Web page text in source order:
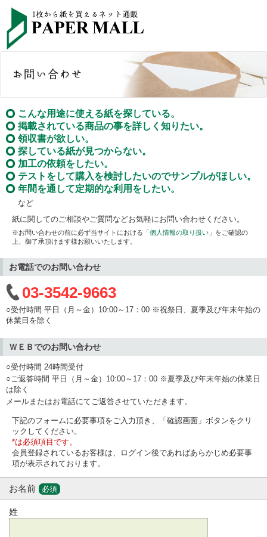
こんな用途に使える紙を探している。
掲載されている商品の事を詳しく知りたい。
領収書が欲しい。
探している紙が見つからない。
加工の依頼をしたい。
テストをして購入を検討したいのでサンプルがほしい。
年間を通して定期的な利用をしたい。
など
紙に関してのご相談やご質問などお気軽にお問い合わせください。
※お問い合わせの前に必ず当サイトにおける「個人情報の取り扱い 」をご確認の
上、御了承頂けます様お願いいたします。
お電話でのお問い合わせ
03-3542-9663
○受付時間 平日（月～金）10:00～17：00 ※祝祭日、夏季及び年末年始の
休業日を除く
ＷＥＢでのお問い合わせ
○受付時間 24時間受付
○ご返答時間 平日（月～金）10:00～17：00 ※夏季及び年末年始の休業日
は除く
メールまたはお電話にてご返答させていただきます。
下記のフォームに必要事項をご入力頂き、「確認画面」ボタンをクリ
ックしてください。
*は必須項目です。
会員登録されているお客様は、ログイン後であればあらかじめ必要事
項が表示されております。
お名前 必須
姓